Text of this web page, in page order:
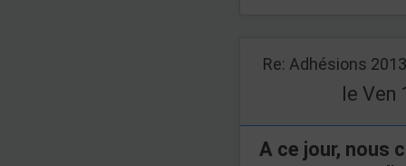
Re: Adhésions 2013
le Ven
A ce jour, nous